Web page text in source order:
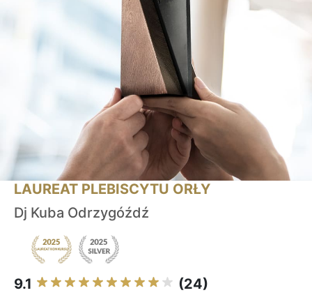
LAUREAT PLEBISCYTU ORŁY
Dj Kuba Odrzygóźdź
9.1 (24)